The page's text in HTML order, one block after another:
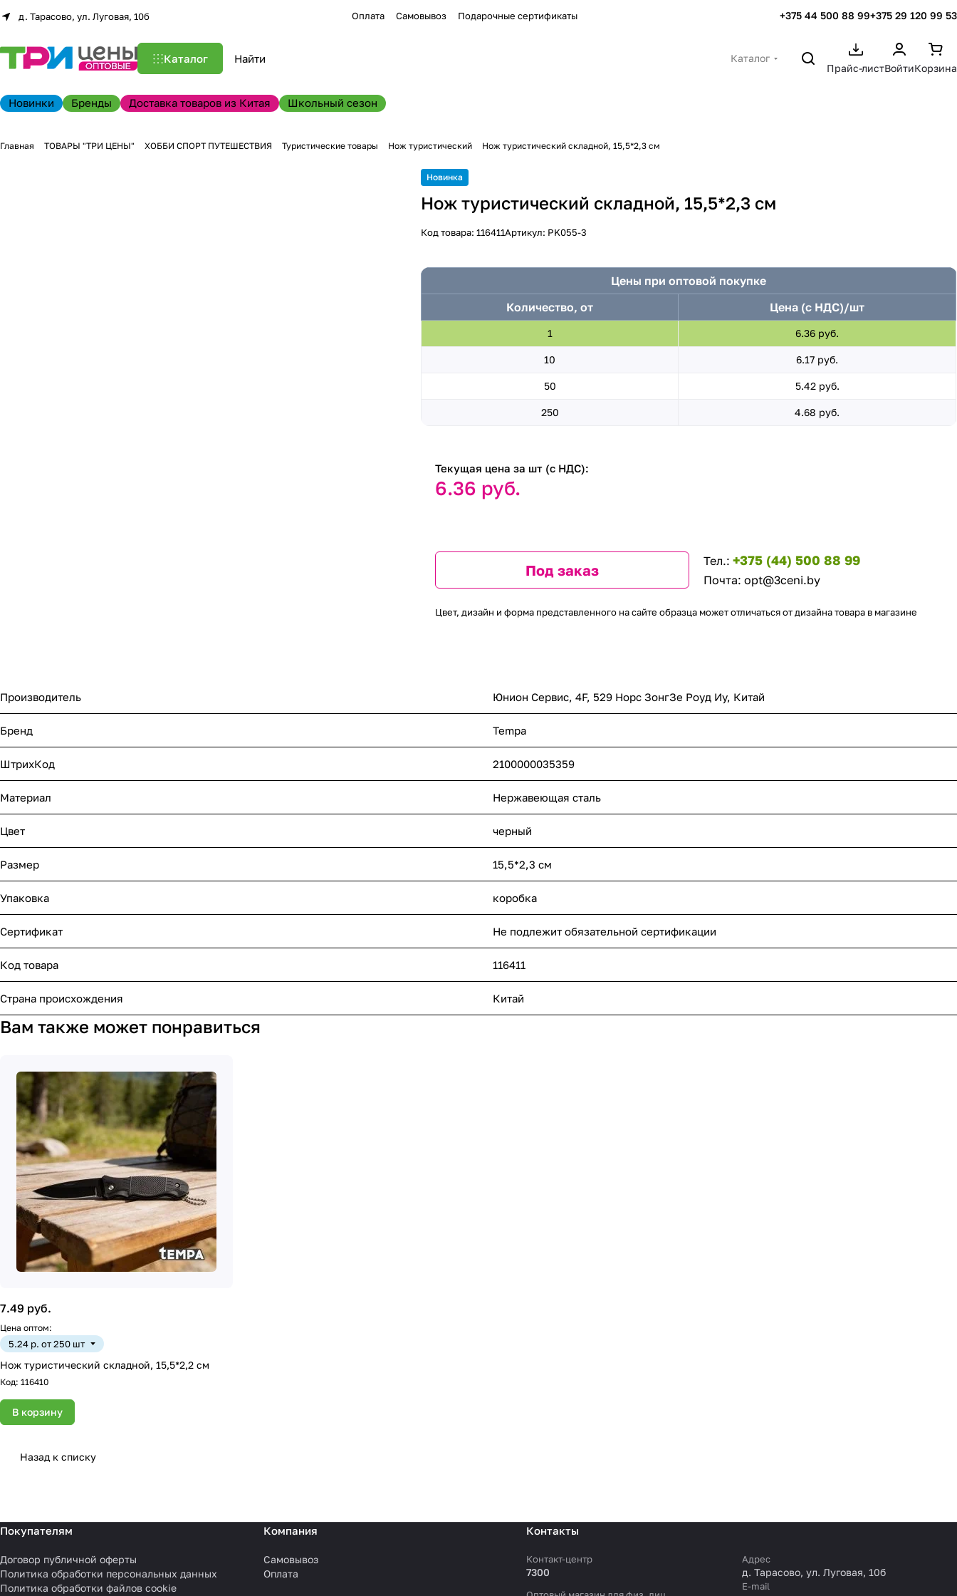
д. Тарасово, ул. Луговая, 10б Оплата Самовывоз Подарочные сертификаты +375 44 500 88 99+375 29 120 99 53
Каталог
Каталог
Прайс-листВойтиКорзина
Новинки Бренды Доставка товаров из Китая Школьный сезон
Главная ТОВАРЫ "ТРИ ЦЕНЫ" ХОББИ СПОРТ ПУТЕШЕСТВИЯ Туристические товары Нож туристический Нож туристический складной, 15,5*2,3 см
Новинка
Нож туристический складной, 15,5*2,3 см
Код товара:116411Артикул: PK055-3
Цены при оптовой покупке
Количество, от
Цена (с НДС)/шт
1 6.36 руб.
10 6.17 руб.
50 5.42 руб.
250 4.68 руб.
Текущая цена за шт (с НДС):
6.36 руб.
Под заказ
Тел.: +375 (44) 500 88 99
Почта: opt@3ceni.by
Цвет, дизайн и форма представленного на сайте образца может отличаться от дизайна товара в магазине
Производитель Юнион Сервис, 4F, 529 Норс ЗонгЗе Роуд Иу, Китай
Бренд Tempa
ШтрихКод 2100000035359
Материал Нержавеющая сталь
Цвет черный
Размер 15,5*2,3 см
Упаковка коробка
Сертификат Не подлежит обязательной сертификации
Код товара 116411
Страна происхождения Китай
Вам также может понравиться
7.49 руб.
Цена оптом:
5.24 р. от 250 шт
Нож туристический складной, 15,5*2,2 см
Код: 116410
В корзину
Назад к списку
Покупателям
Договор публичной оферты
Политика обработки персональных данных
Политика обработки файлов cookie
Компания
Самовывоз
Оплата
Контакты
Контакт-центр
7300
Адрес
д. Тарасово, ул. Луговая, 10б
E-mail